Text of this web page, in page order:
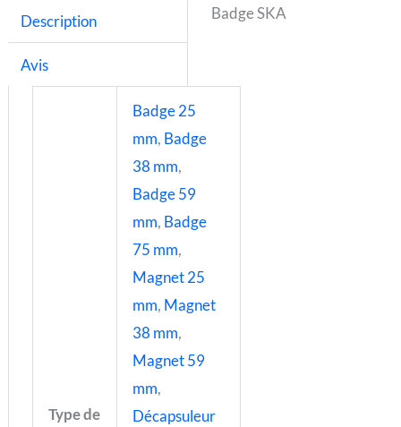
Description
Avis
Badge SKA
Type de
Badge 25
mm, Badge
38 mm,
Badge 59
mm, Badge
75 mm,
Magnet 25
mm, Magnet
38 mm,
Magnet 59
mm,
Décapsuleur